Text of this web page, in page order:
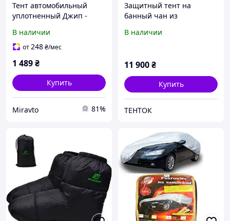
Тент автомобильный
уплотненный Джип -
533x195x152см Milex
СС0902 (С карманами под
В наличии
от248₴/мес
1 489₴
Купить
Miravto 81%
Защитный тент на
банный чан из
(диаметр - 2,25м)
В наличии
11 900₴
Купить
ТЕНТОК